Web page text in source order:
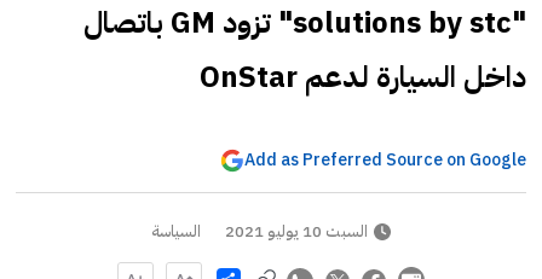
"solutions by stc" تزود GM باتصال
داخل السيارة لدعم OnStar
Add as Preferred Source on Google
السبت 10 يوليو 2021 السياسة